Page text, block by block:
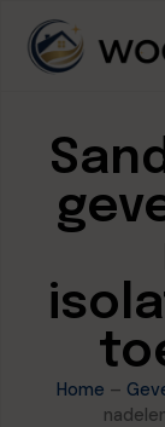
Home –